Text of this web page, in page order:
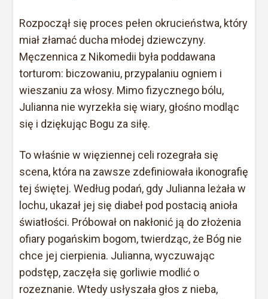
Rozpoczął się proces pełen okrucieństwa, który
miał złamać ducha młodej dziewczyny.
Męczennica z Nikomedii była poddawana
torturom: biczowaniu, przypalaniu ogniem i
wieszaniu za włosy. Mimo fizycznego bólu,
Julianna nie wyrzekła się wiary, głośno modląc
się i dziękując Bogu za siłę.
To właśnie w więziennej celi rozegrała się
scena, która na zawsze zdefiniowała ikonografię
tej świętej. Według podań, gdy Julianna leżała w
lochu, ukazał jej się diabeł pod postacią anioła
światłości. Próbował on nakłonić ją do złożenia
ofiary pogańskim bogom, twierdząc, że Bóg nie
chce jej cierpienia. Julianna, wyczuwając
podstęp, zaczęła się gorliwie modlić o
rozeznanie. Wtedy usłyszała głos z nieba,